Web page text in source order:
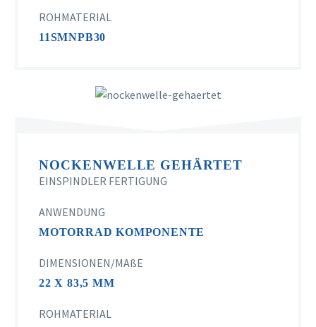
ROHMATERIAL
11SMNPB30
NOCKENWELLE GEHÄRTET
EINSPINDLER FERTIGUNG
ANWENDUNG
MOTORRAD KOMPONENTE
DIMENSIONEN/MAßE
22 X 83,5 MM
ROHMATERIAL